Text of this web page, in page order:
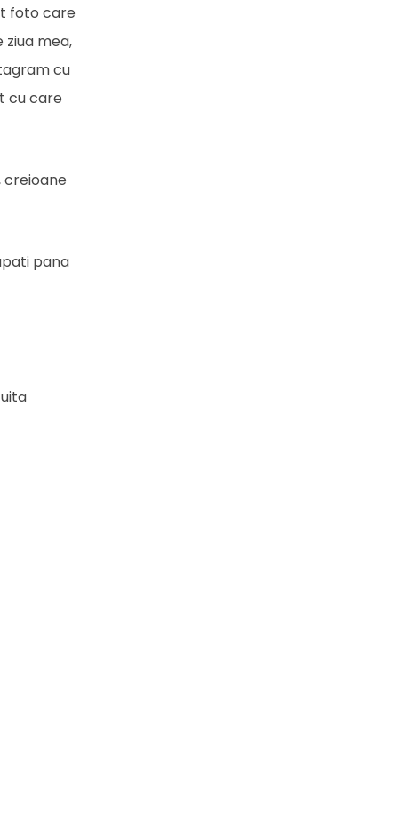
foto care
mea,
cu
cu care
creioane
pana